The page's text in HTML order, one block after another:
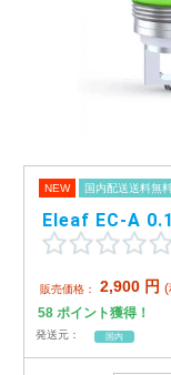
アメリカ・カナダ製
NEW 国内配送送料無
Eleaf EC-A
販売価格： 2,900 円 (
58 ポイント獲得！
発送元： 国内